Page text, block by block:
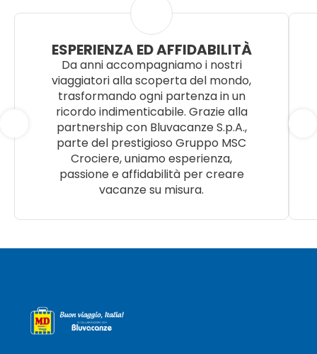
ESPERIENZA ED AFFIDABILITÀ
Da anni accompagniamo i nostri
viaggiatori alla scoperta del mondo,
trasformando ogni partenza in un
ricordo indimenticabile. Grazie alla
partnership con Bluvacanze S.p.A.,
parte del prestigioso Gruppo MSC
Crociere, uniamo esperienza,
passione e affidabilità per creare
vacanze su misura.